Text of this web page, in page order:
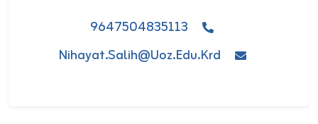
9647504835113
Nihayat.salih@uoz.edu.krd